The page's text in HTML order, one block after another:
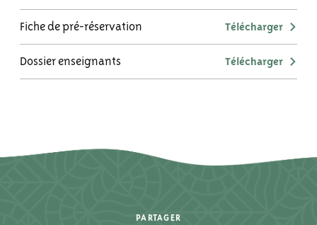
Fiche de pré-réservation Télécharger
Dossier enseignants Télécharger
PARTAGER